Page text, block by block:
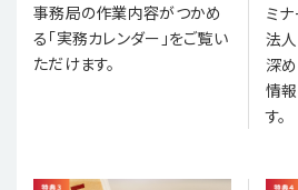
事務局の作業内容がつかめ
る「実務カレンダー」をご覧い
ただけます。
ミ
法
深
情
す。